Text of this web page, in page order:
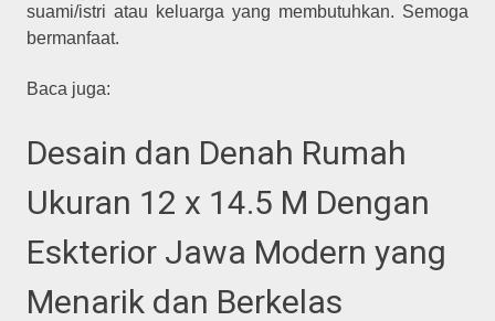
suami/istri atau keluarga yang membutuhkan. Semoga
bermanfaat.
Baca juga:
Desain dan Denah Rumah
Ukuran 12 x 14.5 M Dengan
Eskterior Jawa Modern yang
Menarik dan Berkelas